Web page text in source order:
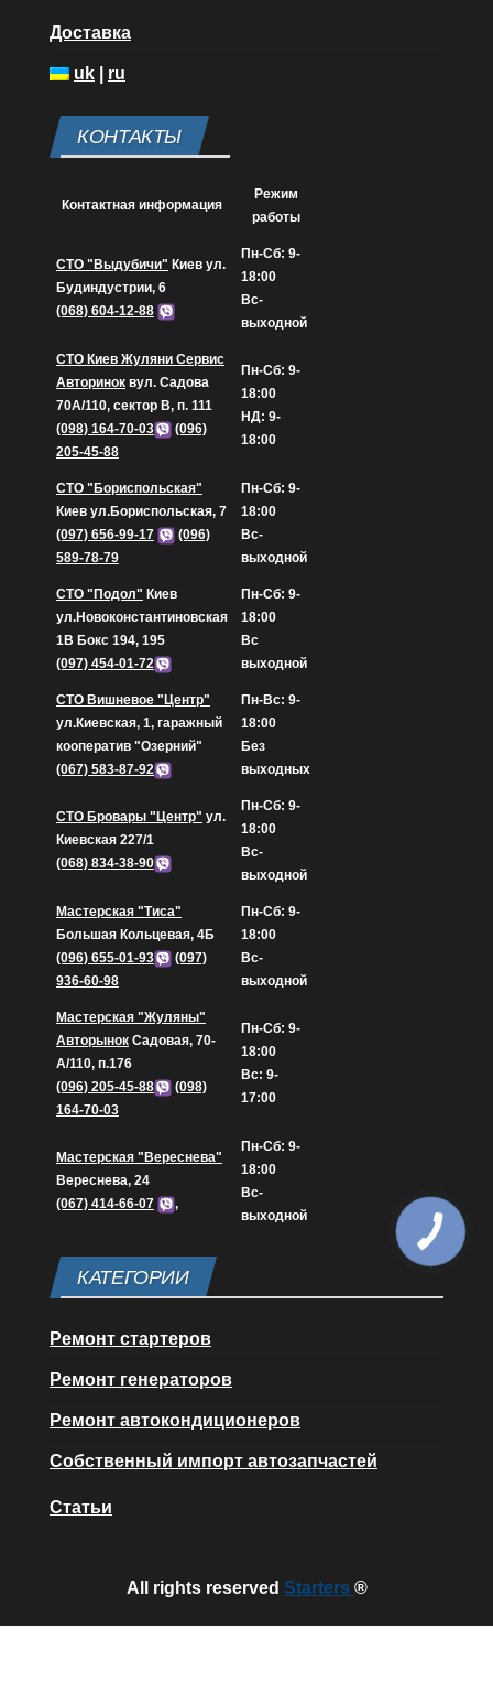
Доставка
uk ru
КОНТАКТЫ
Контактная информация
Режим
работы
СТО "Выдубичи" Киев ул.
Будиндустрии, 6
(068) 604-12-88
Пн-Сб: 9-
18:00
Вс-
выходной
СТО Киев Жуляни Сервис
Авторинок вул. Садова
70А/110, сектор В, п. 111
(098) 164-70-03
(096)
205-45-88
Пн-Сб: 9-
18:00
НД: 9-
18:00
СТО "Бориспольская"
Киев ул.Бориспольская, 7
(097) 656-99-17
(096)
589-78-79
Пн-Сб: 9-
18:00
Вс-
выходной
СТО "Подол" Киев
ул.Новоконстантиновская
1В Бокс 194, 195
(097) 454-01-72
Пн-Сб: 9-
18:00
Вс
выходной
СТО Вишневое "Центр"
ул.Киевская, 1, гаражный
кооператив "Озерний"
(067) 583-87-92
Пн-Вс: 9-
18:00
Без
выходных
СТО Бровары "Центр" ул.
Киевская 227/1
(068) 834-38-90
Пн-Сб: 9-
18:00
Вс-
выходной
Мастерская "Тиса"
Большая Кольцевая, 4Б
(096) 655-01-93
(097)
936-60-98
Пн-Сб: 9-
18:00
Вс-
выходной
Мастерская "Жуляны"
Авторынок Садовая, 70-
А/110, п.176
(096) 205-45-88
(098)
164-70-03
Пн-Сб: 9-
18:00
Вс: 9-
17:00
Мастерская "Вереснева"
Вереснева, 24
(067) 414-66-07
,
Пн-Сб: 9-
18:00
Вс-
выходной
КАТЕГОРИИ
Ремонт стартеров
Ремонт генераторов
Ремонт автокондиционеров
Собственный импорт автозапчастей
Статьи
All rights reserved Starters ®